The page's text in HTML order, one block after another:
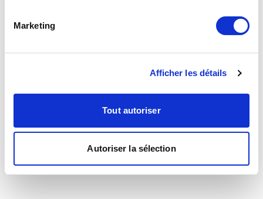
Marketing
Afficher les détails
Tout autoriser
Autoriser la sélection